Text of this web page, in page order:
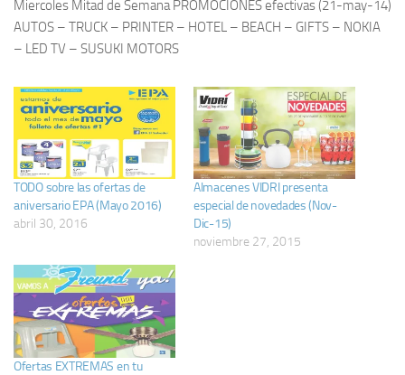
Miercoles Mitad de Semana PROMOCIONES efectivas (21-may-14)
AUTOS – TRUCK – PRINTER – HOTEL – BEACH – GIFTS – NOKIA
– LED TV – SUSUKI MOTORS
TODO sobre las ofertas de
aniversario EPA (Mayo 2016)
abril 30, 2016
Almacenes VIDRI presenta
especial de novedades (Nov-
Dic-15)
noviembre 27, 2015
Ofertas EXTREMAS en tu